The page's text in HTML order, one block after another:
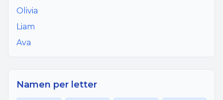
Olivia
Liam
Ava
Namen per letter